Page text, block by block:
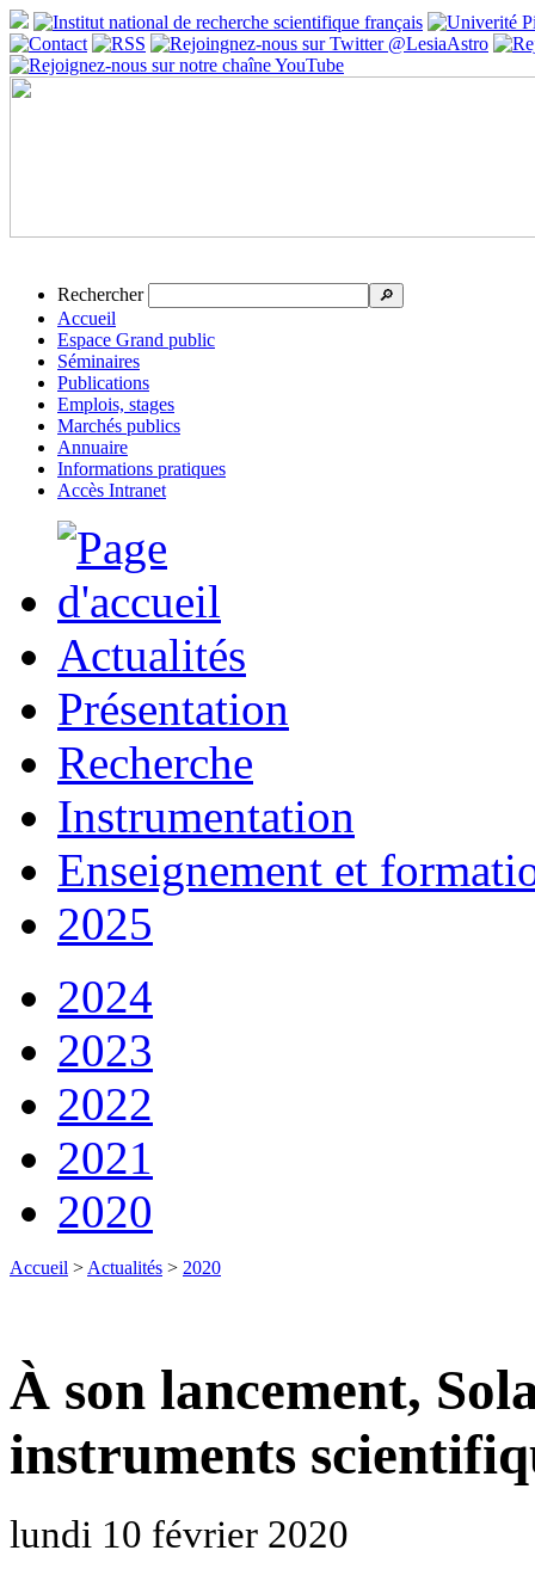
Rechercher 🔎
Accueil
Espace Grand public
Séminaires
Publications
Emplois, stages
Marchés publics
Annuaire
Informations pratiques
Accès Intranet
Actualités
Présentation
Recherche
Instrumentation
Enseignement et
2025
2024
2023
2022
2021
2020
Accueil > Actualités > 2020
À son lancement,
instruments
lundi 10 février 2020